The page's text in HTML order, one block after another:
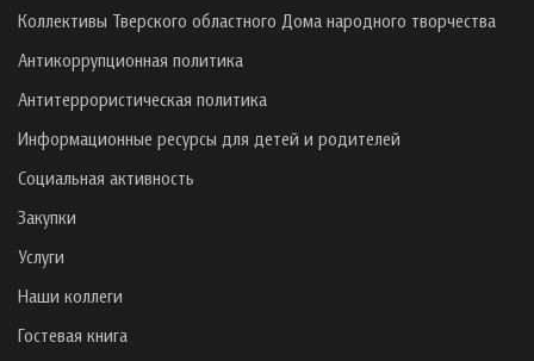
Коллективы Тверского областного Дома народного творчества
Антикоррупционная политика
Антитеррористическая политика
Информационные ресурсы для детей и родителей
Социальная активность
Закупки
Услуги
Наши коллеги
Гостевая книга